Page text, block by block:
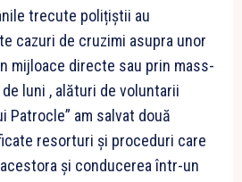
trecute polițiștii au
cazuri de cruzimi asupra unor
mijloace directe sau prin mass-
luni , alături de voluntarii
Patrocle” am salvat două
resorturi și proceduri care
și conducerea într-un